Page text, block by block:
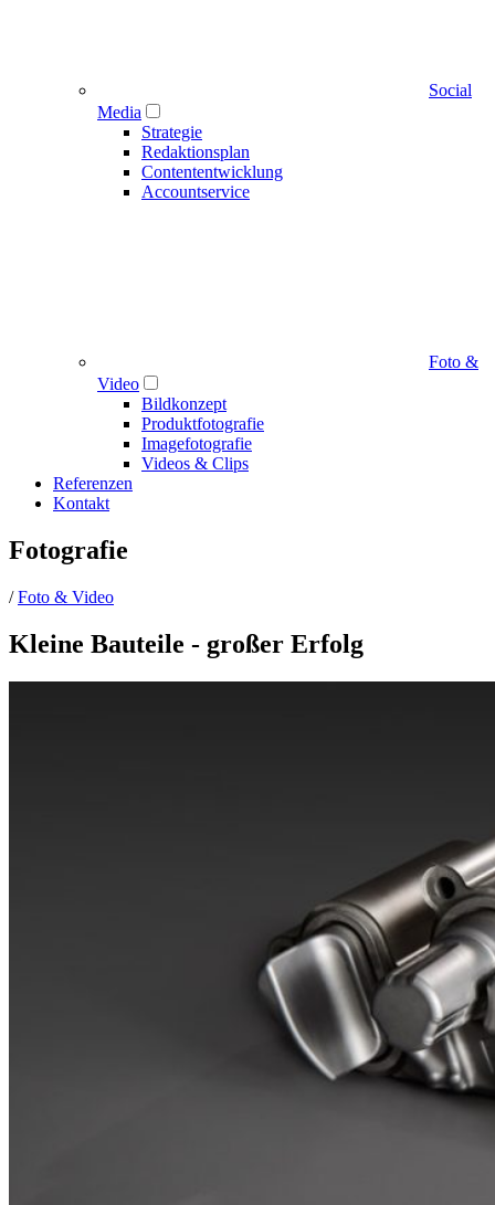
Social
Media
Strategie
Redaktionsplan
Contententwicklung
Accountservice
Foto &
Video
Bildkonzept
Produktfotografie
Imagefotografie
Videos & Clips
Referenzen
Kontakt
Fotografie
/Foto & Video
Kleine Bauteile - großer Erfolg